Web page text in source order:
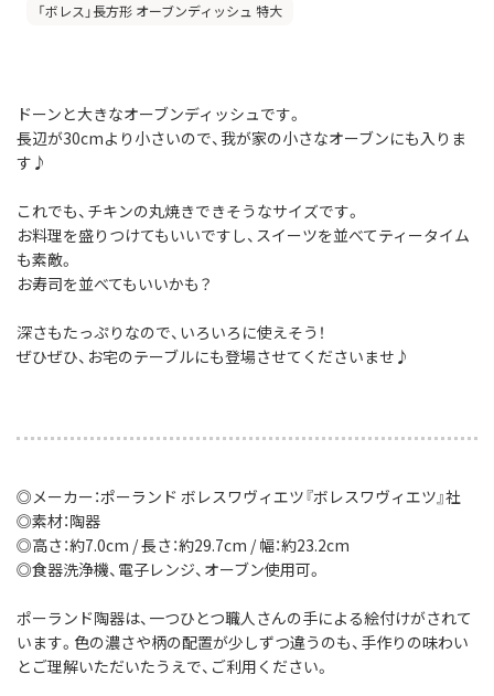
「ボレス」長方形 オーブンディッシュ 特大
ドーンと大きなオーブンディッシュです。
長辺が30cmより小さいので、我が家の小さなオーブンにも入りま
す♪
これでも、チキンの丸焼きできそうなサイズです。
お料理を盛りつけてもいいですし、スイーツを並べてティータイム
も素敵。
お寿司を並べてもいいかも？
深さもたっぷりなので、いろいろに使えそう！
ぜひぜひ、お宅のテーブルにも登場させてくださいませ♪
◎メーカー：ポーランド ボレスワヴィエツ『ボレスワヴィエツ』社
◎素材：陶器
◎高さ：約7.0cm / 長さ：約29.7cm / 幅：約23.2cm
◎食器洗浄機、電子レンジ、オーブン使用可。
ポーランド陶器は、一つひとつ職人さんの手による絵付けがされて
います。色の濃さや柄の配置が少しずつ違うのも、手作りの味わい
とご理解いただいたうえで、ご利用ください。